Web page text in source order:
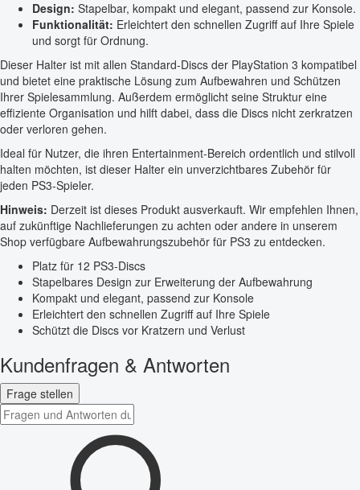
Design: Stapelbar, kompakt und elegant, passend zur Konsole.
Funktionalität: Erleichtert den schnellen Zugriff auf Ihre Spiele
und sorgt für Ordnung.
Dieser Halter ist mit allen Standard-Discs der PlayStation 3 kompatibel
und bietet eine praktische Lösung zum Aufbewahren und Schützen
Ihrer Spielesammlung. Außerdem ermöglicht seine Struktur eine
effiziente Organisation und hilft dabei, dass die Discs nicht zerkratzen
oder verloren gehen.
Ideal für Nutzer, die ihren Entertainment-Bereich ordentlich und stilvoll
halten möchten, ist dieser Halter ein unverzichtbares Zubehör für
jeden PS3-Spieler.
Hinweis: Derzeit ist dieses Produkt ausverkauft. Wir empfehlen Ihnen,
auf zukünftige Nachlieferungen zu achten oder andere in unserem
Shop verfügbare Aufbewahrungszubehör für PS3 zu entdecken.
Platz für 12 PS3-Discs
Stapelbares Design zur Erweiterung der Aufbewahrung
Kompakt und elegant, passend zur Konsole
Erleichtert den schnellen Zugriff auf Ihre Spiele
Schützt die Discs vor Kratzern und Verlust
Kundenfragen & Antworten
Frage stellen